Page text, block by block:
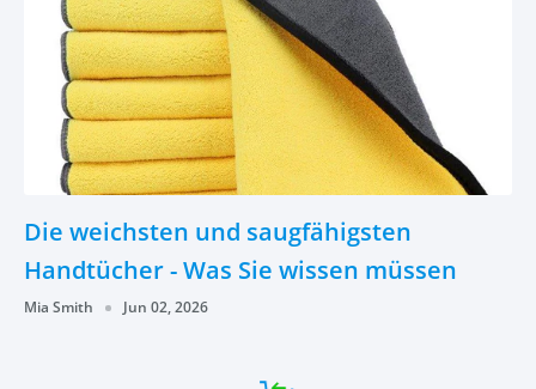
Die weichsten und saugfähigsten
Handtücher - Was Sie wissen müssen
Mia Smith Jun 02, 2026